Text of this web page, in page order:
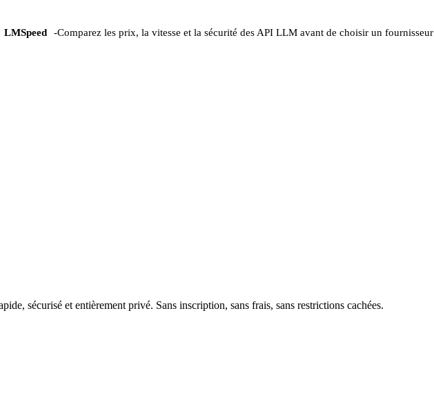
LMSpeed -Comparez les prix, la vitesse et la sécurité des API LLM avant de choisir un fournisseur
sécurisé et entièrement privé. Sans inscription, sans frais, sans restrictions cachées.